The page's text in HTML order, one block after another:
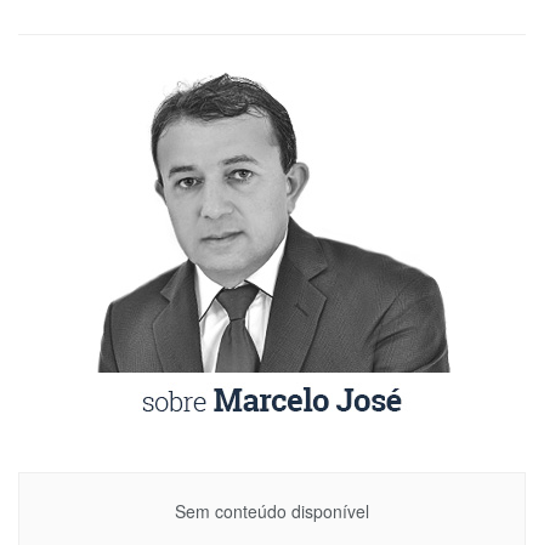
Sem conteúdo disponível